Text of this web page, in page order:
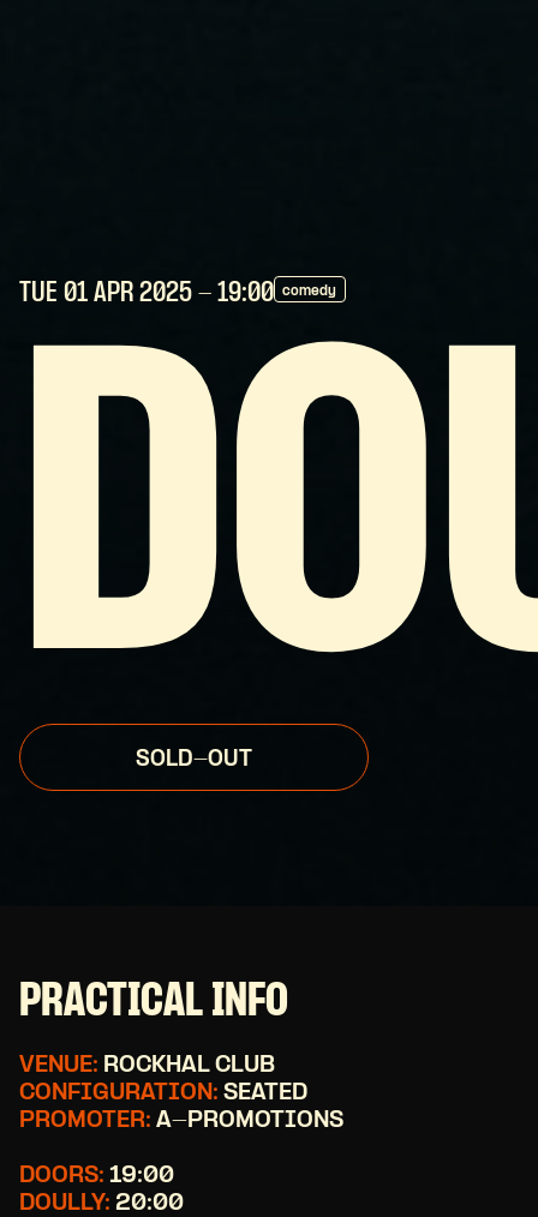
TUE 01 APR 2025 - 19:00 comedy
SOLD-OUT
PRACTICAL INFO
VENUE: ROCKHAL CLUB
CONFIGURATION: SEATED
PROMOTER: A-PROMOTIONS
DOORS: 19:00
DOULLY: 20:00